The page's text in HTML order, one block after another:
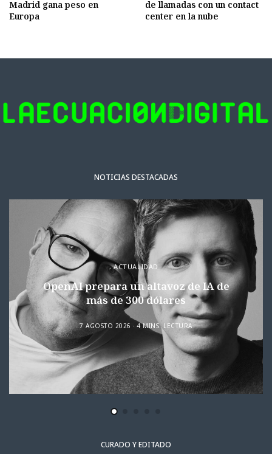
Madrid gana peso en
Europa
de llamadas con un contact
center en la nube
NOTICIAS DESTACADAS
ACTUALIDAD
OpenAI prepara un altavoz de IA de
más de 300 dólares
7 AGOSTO 2026 4 MINS. LECTURA
CURADO Y EDITADO